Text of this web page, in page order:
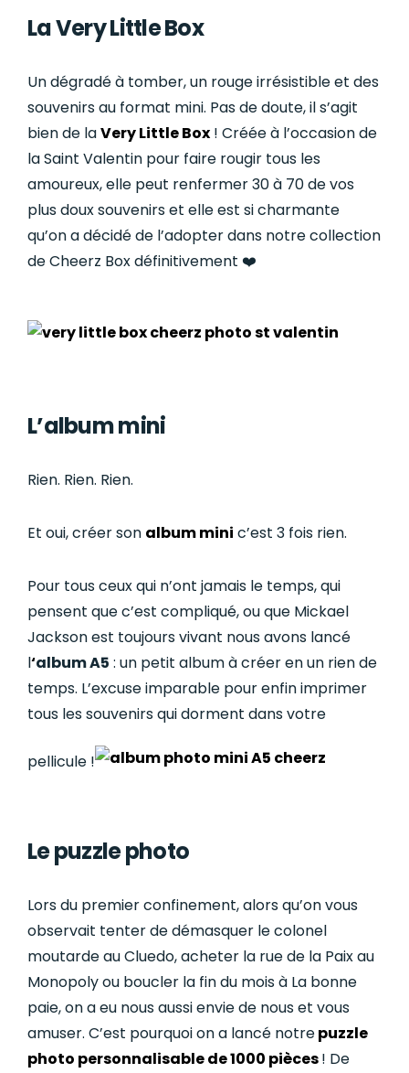
La Very Little Box
Un dégradé à tomber, un rouge irrésistible et des
souvenirs au format mini. Pas de doute, il s’agit
bien de laVery Little Box ! Créée à l’occasion de
la Saint Valentin pour faire rougir tous les
amoureux, elle peut renfermer 30 à 70 de vos
plus doux souvenirs et elle est si charmante
qu’on a décidé de l’adopter dans notre collection
de Cheerz Box définitivement ❤️
L’album mini
Rien. Rien. Rien.
Et oui, créer son album mini c’est 3 fois rien.
Pour tous ceux qui n’ont jamais le temps, qui
pensent que c’est compliqué, ou que Mickael
Jackson est toujours vivant nous avons lancé
l‘album A5 : un petit album à créer en un rien de
temps. L’excuse imparable pour enfin imprimer
tous les souvenirs qui dorment dans votre
pellicule !
Le puzzle photo
Lors du premier confinement, alors qu’on vous
observait tenter de démasquer le colonel
moutarde au Cluedo, acheter la rue de la Paix au
Monopoly ou boucler la fin du mois à La bonne
paie, on a eu nous aussi envie de nous et vous
amuser. C’est pourquoi on a lancé notrepuzzle
photo personnalisable de 1000 pièces! De